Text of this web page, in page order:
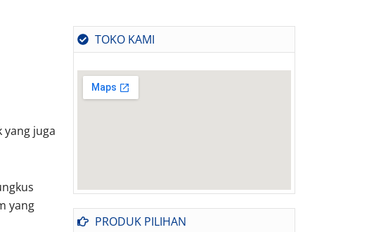
yang juga
yang
TOKO KAMI
PRODUK PILIHAN